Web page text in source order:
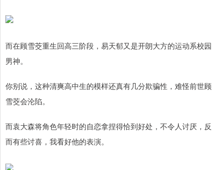
而在顾雪茭重生回高三阶段，易天郁又是开朗大方的运动系校园
男神。
你别说，这种清爽高中生的模样还真有几分欺骗性，难怪前世顾
雪茭会沦陷。
而袁大森将角色年轻时的自恋拿捏得恰到好处，不令人讨厌，反
而有些讨喜，我看好他的表演。